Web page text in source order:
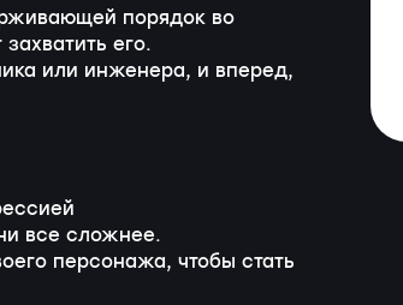
порядок во
его.
или инженера, и вперед,
все сложнее.
персонажа, чтобы стать